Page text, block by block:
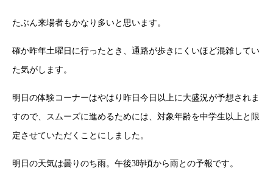
たぶん来場者もかなり多いと思います。
確か昨年土曜日に行ったとき、通路が歩きにくいほど混雑してい
た気がします。
明日の体験コーナーはやはり昨日今日以上に大盛況が予想されま
すので、スムーズに進めるためには、対象年齢を中学生以上と限
定させていただくことにしました。
明日の天気は曇りのち雨。午後3時頃から雨との予報です。